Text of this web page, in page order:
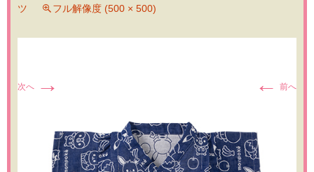
ツ
フル解像度 (500 × 500)
← 前へ
次へ →